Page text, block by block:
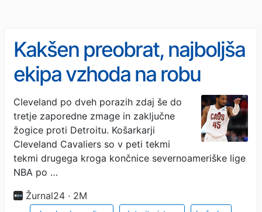
Kakšen preobrat, najboljša
ekipa vzhoda na robu
prepada
Cleveland po dveh porazih zdaj še do
tretje zaporedne zmage in zaključne
žogice proti Detroitu. Košarkarji
Cleveland Cavaliers so v peti tekmi
tekmi drugega kroga končnice severnoameriške lige
NBA po …
Žurnal24 · 2M